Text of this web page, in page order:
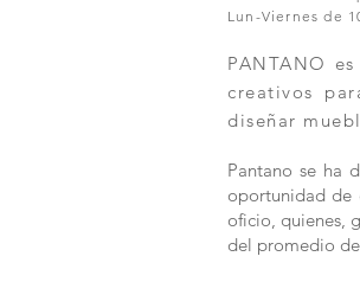
Lun-Viernes de
PANTANO
creativos
diseñar
Pantano se ha
oportunidad de
oficio, quienes,
del promedio